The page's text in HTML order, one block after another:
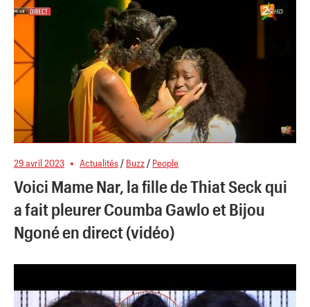
29 avril 2023 Actualités / Buzz / People
Voici Mame Nar, la fille de Thiat Seck qui
a fait pleurer Coumba Gawlo et Bijou
Ngoné en direct (vidéo)